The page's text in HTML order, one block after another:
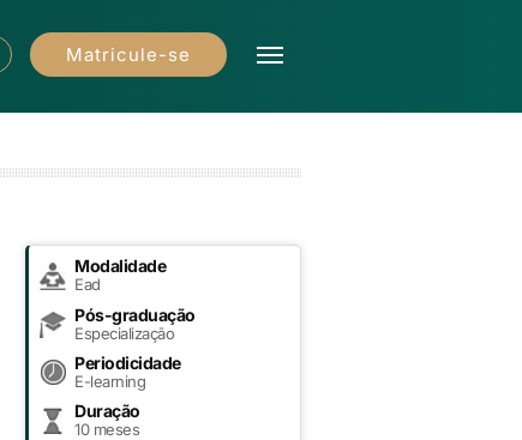
Matricule-se
Modalidade
Ead
Pós-graduação
Especialização
Periodicidade
E-learning
Duração
10 meses